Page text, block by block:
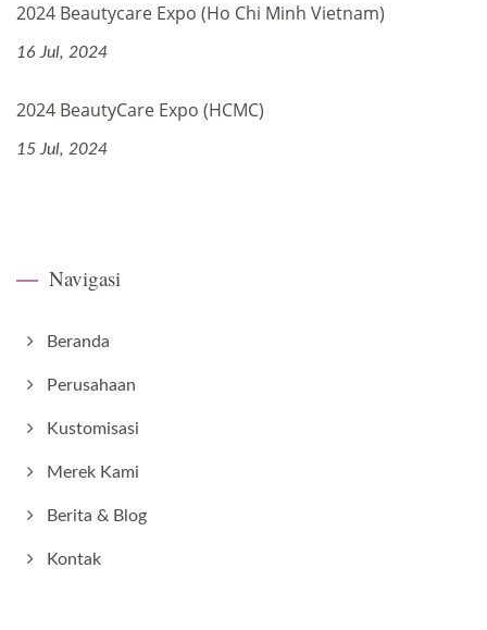
2024 Beautycare Expo (Ho Chi Minh Vietnam)
16 Jul, 2024
2024 BeautyCare Expo (HCMC)
15 Jul, 2024
Navigasi
Beranda
Perusahaan
Kustomisasi
Merek Kami
Berita & Blog
Kontak